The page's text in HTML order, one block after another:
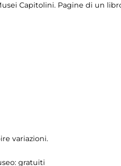
Capitolini. Pagine di un
variazioni.
gratuiti